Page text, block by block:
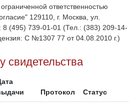
ответственностью
129110, г. Москва, ул.
8 (495) 739-01-01 (Тел.: (383) 209-14-
С №1307 77 от 04.08.2010 г.)
свидетельства
Протокол Статус